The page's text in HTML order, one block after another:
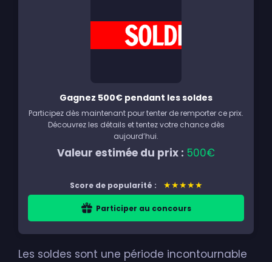
Gagnez 500€ pendant les soldes
Participez dès maintenant pour tenter de remporter ce prix.
Découvrez les détails et tentez votre chance dès
aujourd’hui.
Valeur estimée du prix : 500€
Score de popularité : ★★★★★
Participer au concours
Les soldes sont une période incontournable